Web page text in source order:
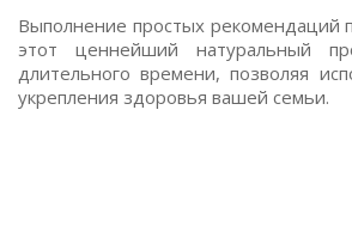
Выполнение простых рекомендаций
этот ценнейший натуральный
длительного времени, позволяя
укрепления здоровья вашей семьи.